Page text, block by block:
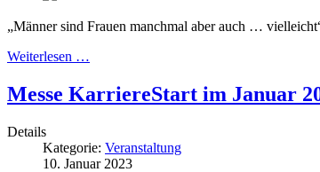
„Männer sind Frauen manchmal aber auch …
Weiterlesen …
Messe KarriereStart im Januar
Details
Kategorie: Veranstaltung
10. Januar 2023